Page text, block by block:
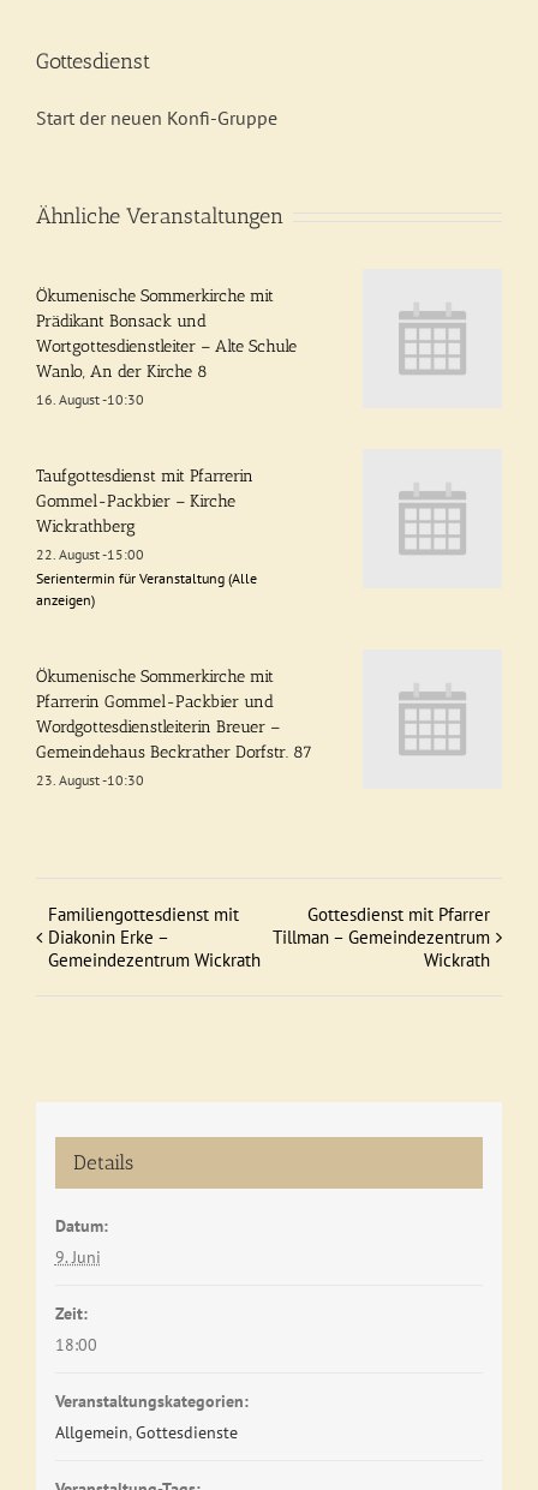
Gottesdienst
Start der neuen Konfi-Gruppe
Ähnliche Veranstaltungen
Ökumenische Sommerkirche mit
Prädikant Bonsack und
Wortgottesdienstleiter – Alte Schule
Wanlo, An der Kirche 8
16. August -10:30
Taufgottesdienst mit Pfarrerin
Gommel-Packbier – Kirche
Wickrathberg
22. August -15:00
Serientermin für Veranstaltung (Alle
anzeigen)
Ökumenische Sommerkirche mit
Pfarrerin Gommel-Packbier und
Wordgottesdienstleiterin Breuer –
Gemeindehaus Beckrather Dorfstr. 87
23. August -10:30
Veranstaltung
Navigation
Familiengottesdienst mit
Diakonin Erke –
Gemeindezentrum Wickrath
Gottesdienst mit Pfarrer
Tillman – Gemeindezentrum
Wickrath
Details
Datum:
9. Juni
Zeit:
18:00
Veranstaltungskategorien:
Allgemein,Gottesdienste